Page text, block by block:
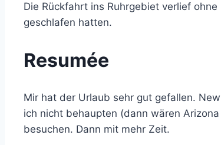
Die Rückfahrt ins Ruhrgebiet verlief
geschlafen hatten.
Resumée
Mir hat der Urlaub sehr gut gefallen.
ich nicht behaupten (dann wären
besuchen. Dann mit mehr Zeit.